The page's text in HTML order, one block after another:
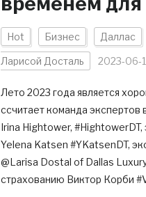
Hot Бизнес Даллас
Ларисой Досталь 2023-06-
Лето 2023 года является
ссчитает команда экспертов
Irina Hightower,
Yelena Katsen #YKatsenDT,
@Larisa Dostal of Dallas
страхованию Виктор Корби